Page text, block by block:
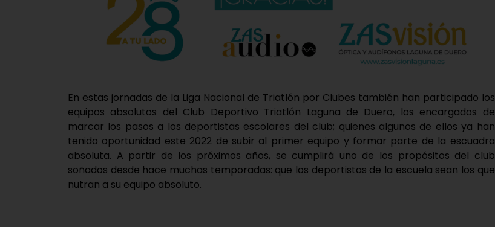
En estas jornadas de la Liga Nacional de Triatlón por Clubes también han participado los
equipos absolutos del Club Deportivo Triatlón Laguna de Duero, los encargados de
marcar los pasos a los deportistas escolares del club; quienes algunos de ellos ya han
tenido oportunidad este 2022 de subir al primer equipo y formar parte de la escuadra
absoluta. A partir de los próximos años, se cumplirá uno de los propósitos del club
soñados desde hace muchas temporadas: que los deportistas de la escuela sean los que
nutran a su equipo absoluto.